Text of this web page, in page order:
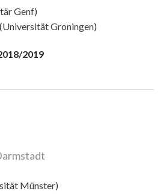
Genf)
(Universität Groningen)
2019
Münster)